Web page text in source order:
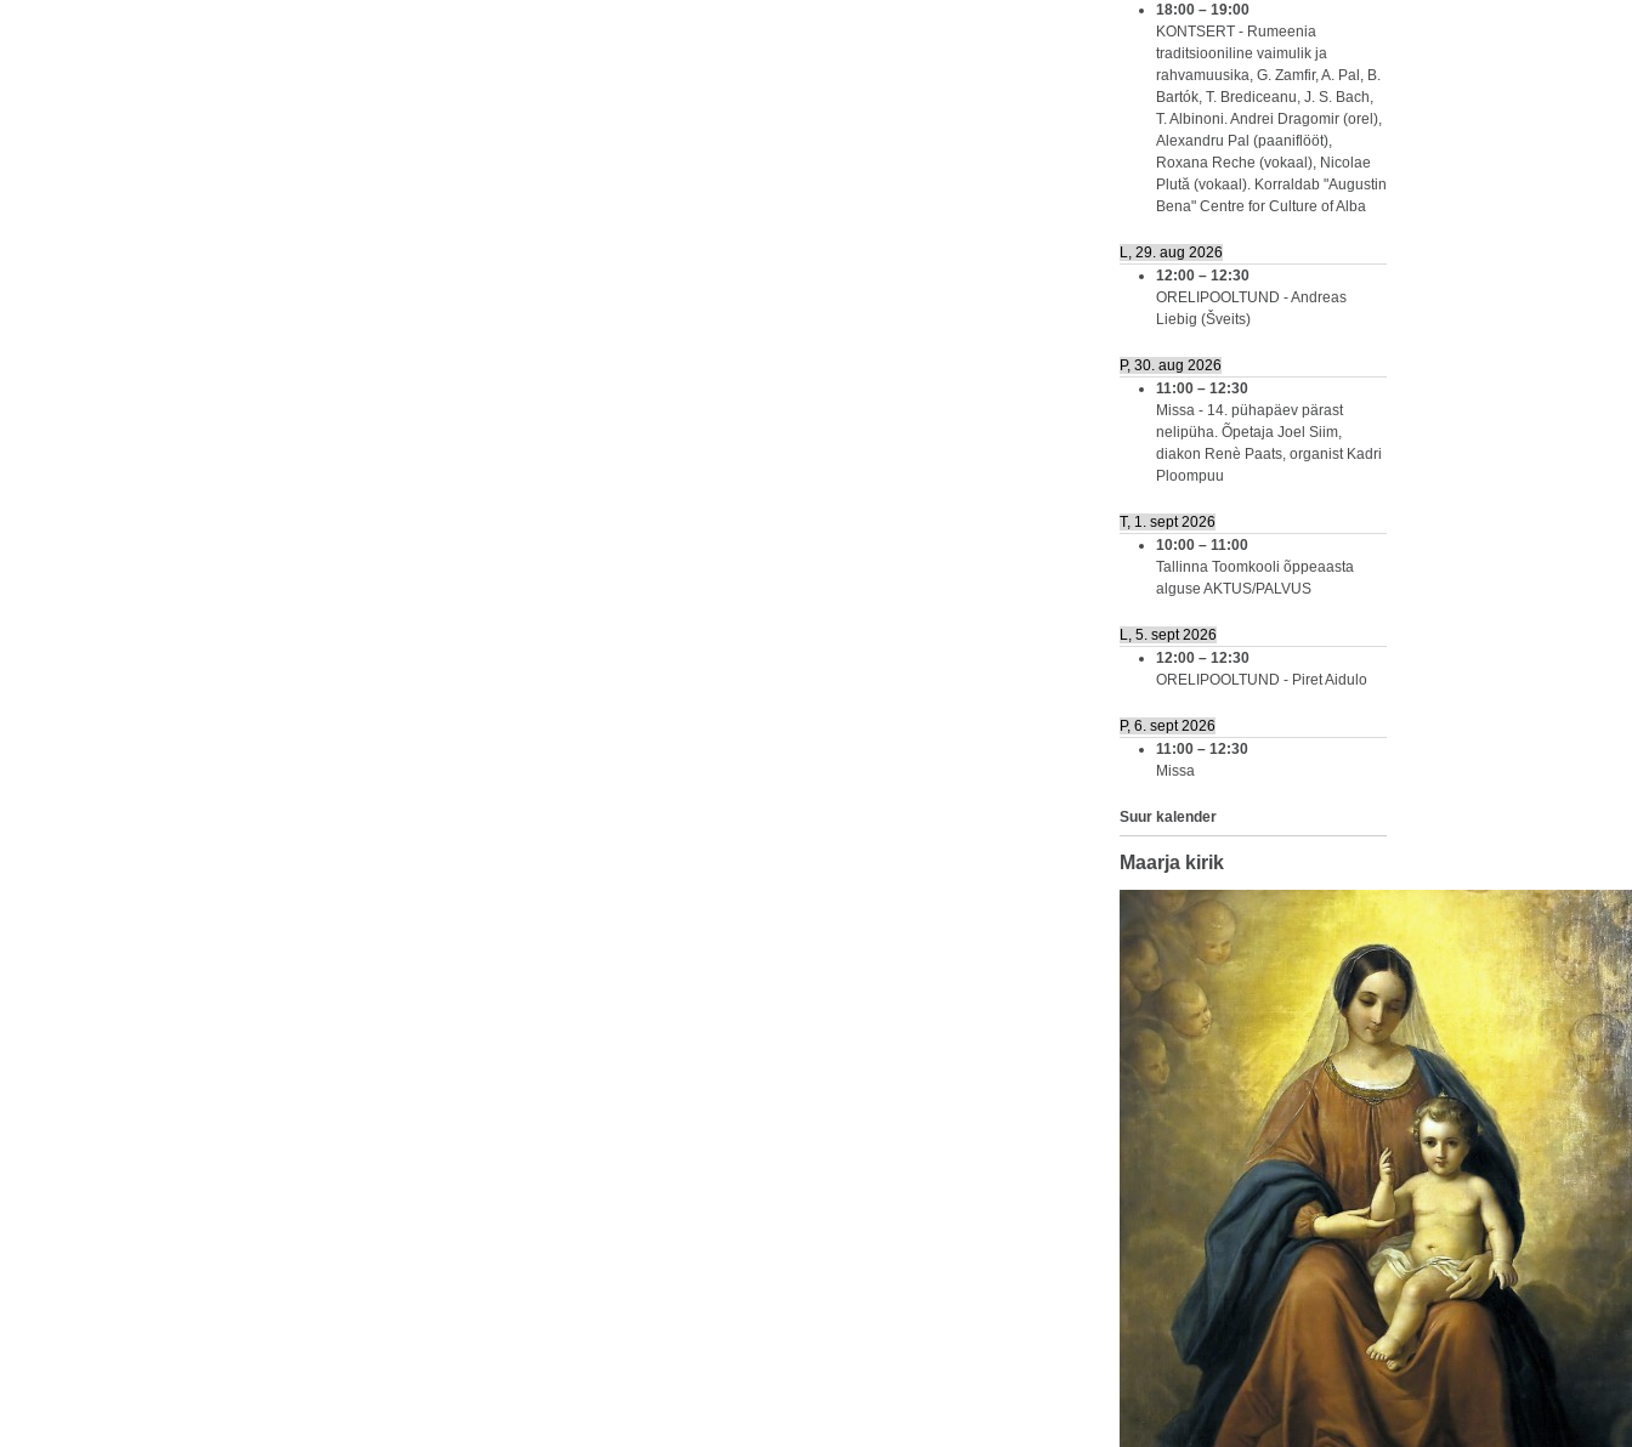
18:00 – 19:00
KONTSERT - Rumeenia
traditsiooniline vaimulik ja
rahvamuusika, G. Zamfir, A. Pal, B.
Bartók, T. Brediceanu, J. S. Bach,
T. Albinoni. Andrei Dragomir (orel),
Alexandru Pal (paaniflööt),
Roxana Reche (vokaal), Nicolae
Plută (vokaal). Korraldab "Augustin
Bena" Centre for Culture of Alba
L, 29. aug 2026
12:00 – 12:30
ORELIPOOLTUND - Andreas
Liebig (Šveits)
P, 30. aug 2026
11:00 – 12:30
Missa - 14. pühapäev pärast
nelipüha. Õpetaja Joel Siim,
diakon Renè Paats, organist Kadri
Ploompuu
T, 1. sept 2026
10:00 – 11:00
Tallinna Toomkooli õppeaasta
alguse AKTUS/PALVUS
L, 5. sept 2026
12:00 – 12:30
ORELIPOOLTUND - Piret Aidulo
P, 6. sept 2026
11:00 – 12:30
Missa
Suur kalender
Maarja kirik